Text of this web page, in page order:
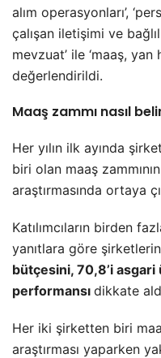
alım operasyonları’,
çalışan iletişimi ve
mevzuat’ ile ‘maaş,
değerlendirildi.
Maaş zammı nasıl
Her yılın ilk ayında
biri olan maaş
araştırmasında ortaya
Katılımcıların birden
yanıtlara göre şirketlerin
bütçesini, 70,8’i asgari
performansı dikkate
Her iki şirketten biri
araştırması yaparken